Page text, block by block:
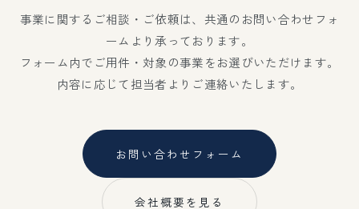
事業に関するご相談・ご依頼は、共通のお問い合わせフォ
ームより承っております。
フォーム内でご用件・対象の事業をお選びいただけます。
内容に応じて担当者よりご連絡いたします。
お問い合わせフォーム
会社概要を見る